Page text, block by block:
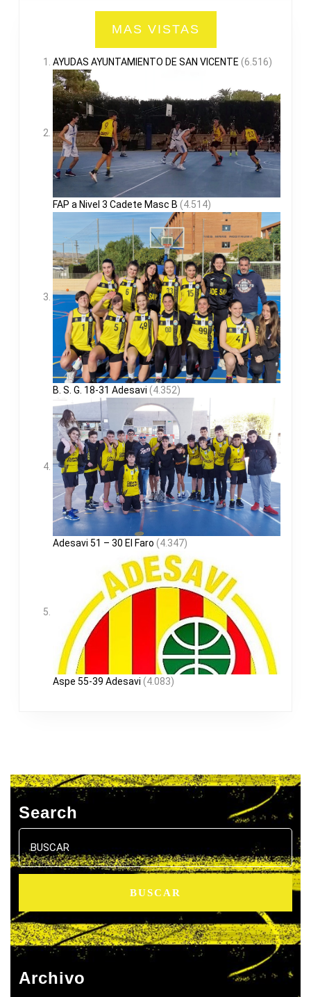
MAS VISTAS
AYUDAS AYUNTAMIENTO DE SAN VICENTE (6.516)
FAP a Nivel 3 Cadete Masc B (4.514)
B. S. G. 18-31 Adesavi (4.352)
Adesavi 51 – 30 El Faro (4.347)
Aspe 55-39 Adesavi (4.083)
Search
Buscar:
Archivo